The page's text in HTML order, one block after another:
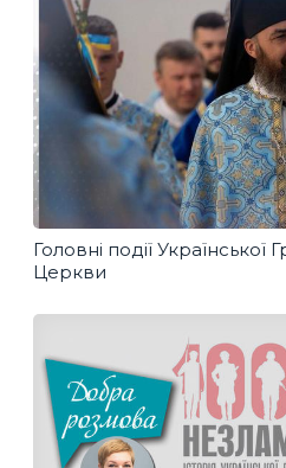
Головні події Української
Церкви